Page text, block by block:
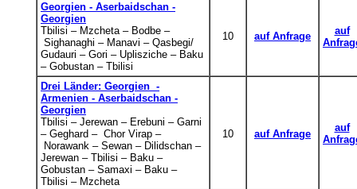
Georgien - Aserbaidschan -
Georgien
Tbilisi – Mzcheta – Bodbe –
Sighanaghi – Manavi – Qasbegi/
Gudauri – Gori – Uplisziche – Baku
– Gobustan – Tbilisi
10 auf Anfrage
auf
Drei Länder: Georgien -
Armenien - Aserbaidschan -
Georgien
Tbilisi – Jerewan – Erebuni – Garni
– Geghard – Chor Virap –
Norawank – Sewan – Dilidschan –
Jerewan – Tbilisi – Baku –
Gobustan – Samaxi – Baku –
Tbilisi – Mzcheta
10 auf Anfrage
auf